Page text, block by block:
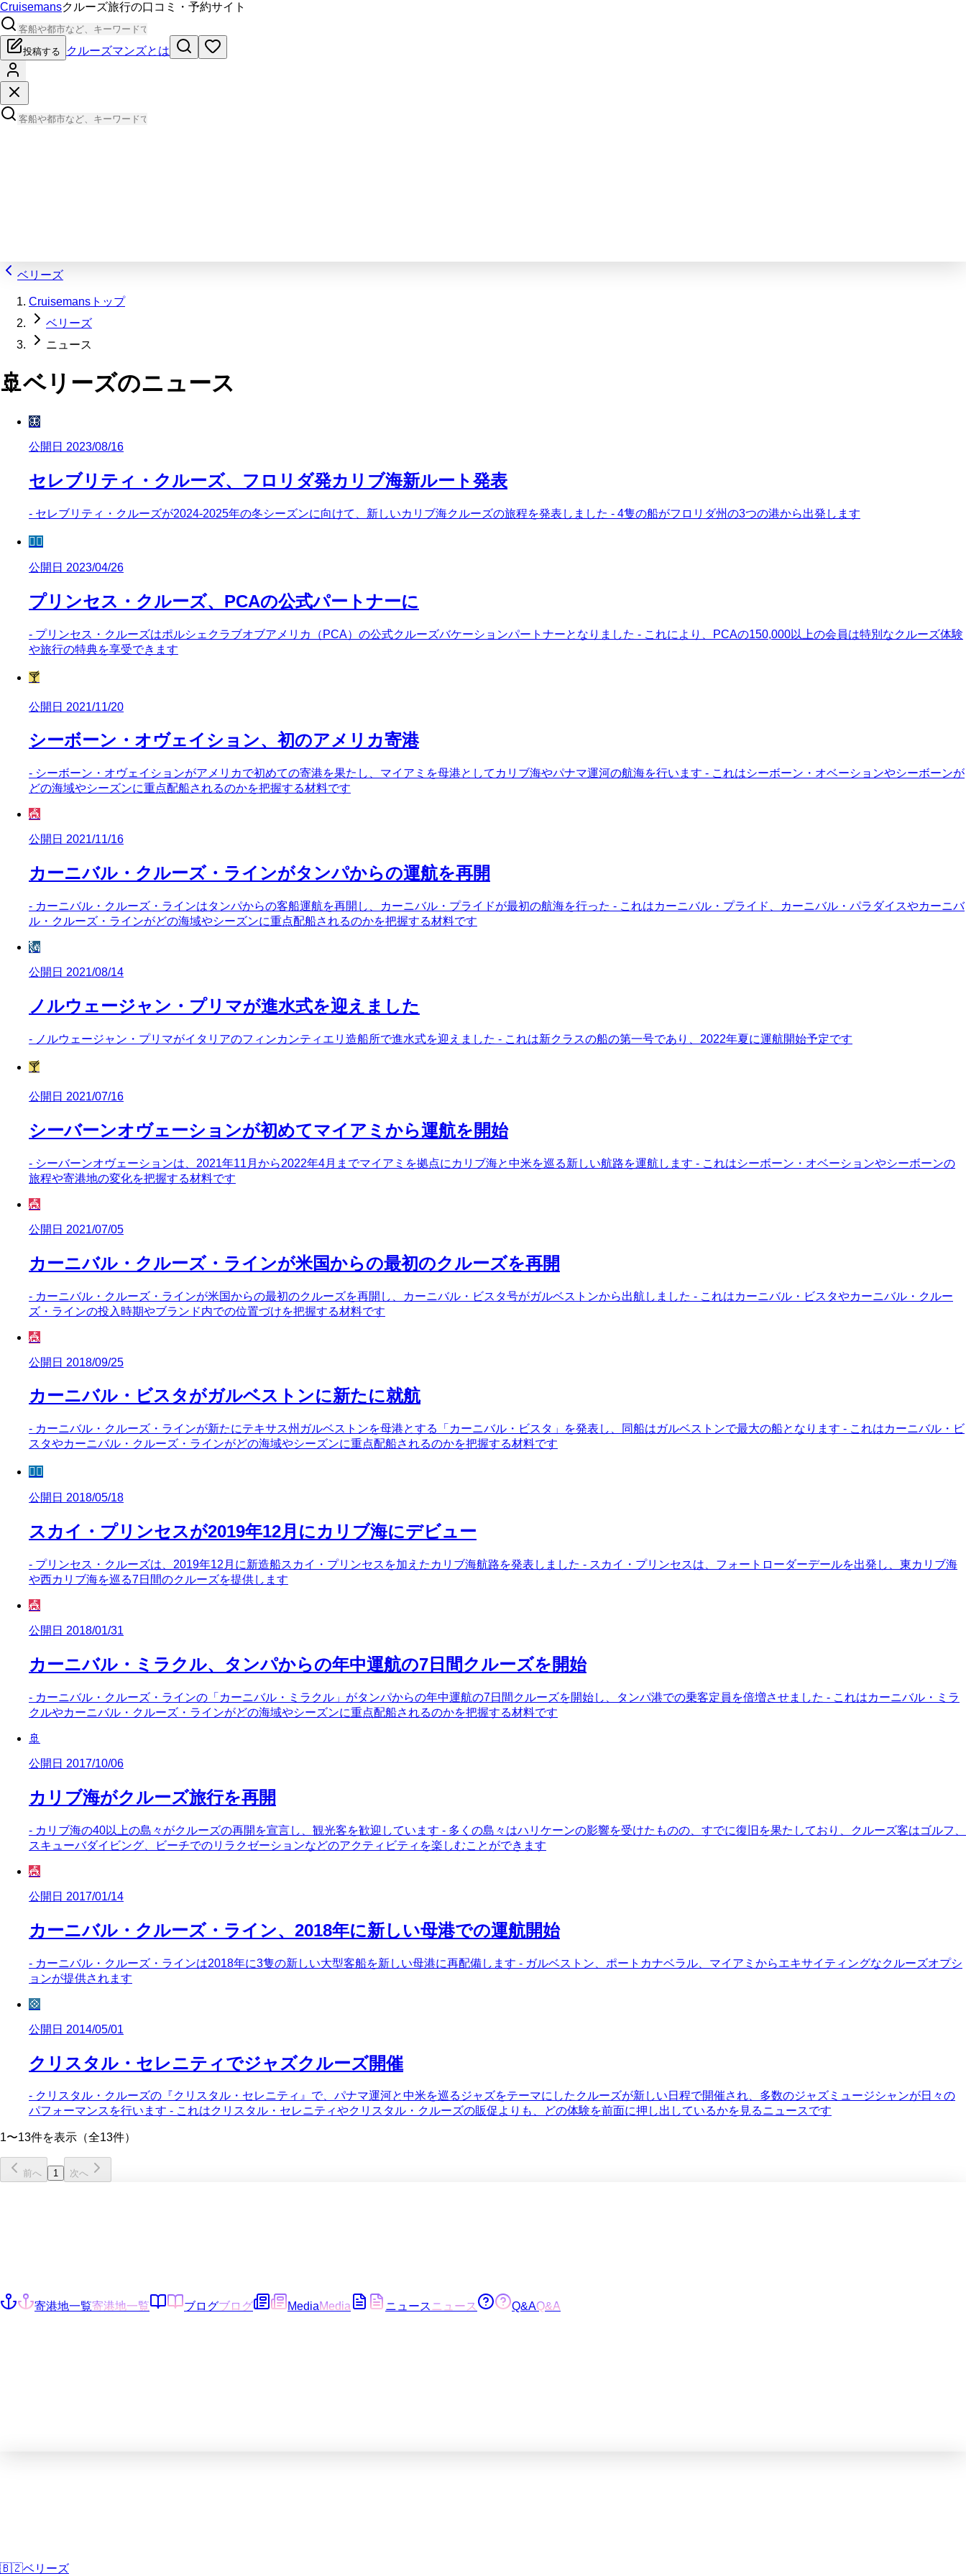
Cruisemansクルーズ旅行の口コミ・予約サイト
投稿する クルーズマンズとは
ベリーズ
Cruisemansトップ
ベリーズ
ニュース
🚢ベリーズのニュース
🦋
公開日 2023/08/16
セレブリティ・クルーズ、フロリダ発カリブ海新ルート発表
- セレブリティ・クルーズが2024-2025年の冬シーズンに向けて、新しいカリブ海クルーズの旅程を発表しました - 4隻の船がフロリダ州の3つの港から出発します
🧜‍♀️
公開日 2023/04/26
プリンセス・クルーズ、PCAの公式パートナーに
- プリンセス・クルーズはポルシェクラブオブアメリカ（PCA）の公式クルーズバケーションパートナーとなりました - これにより、PCAの150,000以上の会員は特別なクルーズ体験
や旅行の特典を享受できます
🍸
公開日 2021/11/20
シーボーン・オヴェイション、初のアメリカ寄港
- シーボーン・オヴェイションがアメリカで初めての寄港を果たし、マイアミを母港としてカリブ海やパナマ運河の航海を行います - これはシーボーン・オベーションやシーボーンが
どの海域やシーズンに重点配船されるのかを把握する材料です
🎪
公開日 2021/11/16
カーニバル・クルーズ・ラインがタンパからの運航を再開
- カーニバル・クルーズ・ラインはタンパからの客船運航を再開し、カーニバル・プライドが最初の航海を行った - これはカーニバル・プライド、カーニバル・パラダイスやカーニバ
ル・クルーズ・ラインがどの海域やシーズンに重点配船されるのかを把握する材料です
🗽
公開日 2021/08/14
ノルウェージャン・プリマが進水式を迎えました
- ノルウェージャン・プリマがイタリアのフィンカンティエリ造船所で進水式を迎えました - これは新クラスの船の第一号であり、2022年夏に運航開始予定です
🍸
公開日 2021/07/16
シーバーンオヴェーションが初めてマイアミから運航を開始
- シーバーンオヴェーションは、2021年11月から2022年4月までマイアミを拠点にカリブ海と中米を巡る新しい航路を運航します - これはシーボーン・オベーションやシーボーンの
旅程や寄港地の変化を把握する材料です
🎪
公開日 2021/07/05
カーニバル・クルーズ・ラインが米国からの最初のクルーズを再開
- カーニバル・クルーズ・ラインが米国からの最初のクルーズを再開し、カーニバル・ビスタ号がガルベストンから出航しました - これはカーニバル・ビスタやカーニバル・クルー
ズ・ラインの投入時期やブランド内での位置づけを把握する材料です
🎪
公開日 2018/09/25
カーニバル・ビスタがガルベストンに新たに就航
- カーニバル・クルーズ・ラインが新たにテキサス州ガルベストンを母港とする「カーニバル・ビスタ」を発表し、同船はガルベストンで最大の船となります - これはカーニバル・ビ
スタやカーニバル・クルーズ・ラインがどの海域やシーズンに重点配船されるのかを把握する材料です
🧜‍♀️
公開日 2018/05/18
スカイ・プリンセスが2019年12月にカリブ海にデビュー
- プリンセス・クルーズは、2019年12月に新造船スカイ・プリンセスを加えたカリブ海航路を発表しました - スカイ・プリンセスは、フォートローダーデールを出発し、東カリブ海
や西カリブ海を巡る7日間のクルーズを提供します
🎪
公開日 2018/01/31
カーニバル・ミラクル、タンパからの年中運航の7日間クルーズを開始
- カーニバル・クルーズ・ラインの「カーニバル・ミラクル」がタンパからの年中運航の7日間クルーズを開始し、タンパ港での乗客定員を倍増させました - これはカーニバル・ミラ
クルやカーニバル・クルーズ・ラインがどの海域やシーズンに重点配船されるのかを把握する材料です
🚢
公開日 2017/10/06
カリブ海がクルーズ旅行を再開
- カリブ海の40以上の島々がクルーズの再開を宣言し、観光客を歓迎しています - 多くの島々はハリケーンの影響を受けたものの、すでに復旧を果たしており、クルーズ客はゴルフ、
スキューバダイビング、ビーチでのリラクゼーションなどのアクティビティを楽しむことができます
🎪
公開日 2017/01/14
カーニバル・クルーズ・ライン、2018年に新しい母港での運航開始
- カーニバル・クルーズ・ラインは2018年に3隻の新しい大型客船を新しい母港に再配備します - ガルベストン、ポートカナベラル、マイアミからエキサイティングなクルーズオプシ
ョンが提供されます
💠
公開日 2014/05/01
クリスタル・セレニティでジャズクルーズ開催
- クリスタル・クルーズの『クリスタル・セレニティ』で、パナマ運河と中米を巡るジャズをテーマにしたクルーズが新しい日程で開催され、多数のジャズミュージシャンが日々の
パフォーマンスを行います - これはクリスタル・セレニティやクリスタル・クルーズの販促よりも、どの体験を前面に押し出しているかを見るニュースです
1〜13件を表示（全13件）
前へ 1 次へ
寄港地一覧寄港地一覧 ブログブログ MediaMedia ニュースニュース Q&AQ&A
🇧🇿ベリーズ